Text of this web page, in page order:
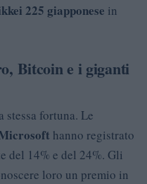
225 giapponese in
Bitcoin e i giganti
fortuna. Le
hanno registrato
del 14% e del 24%. Gli
loro un premio in